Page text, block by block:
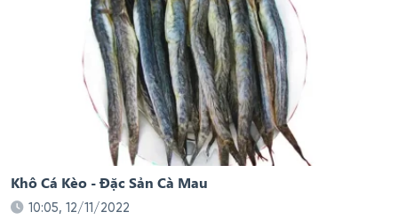
Khô Cá Kèo - Đặc Sản Cà Mau
10:05, 12/11/2022